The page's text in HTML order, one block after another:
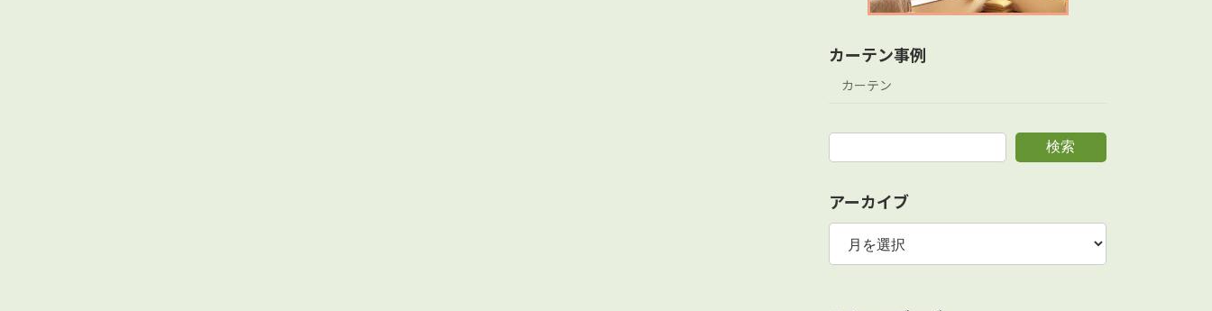
カーテン事例
カーテン
検索
アーカイブ
ア
カ